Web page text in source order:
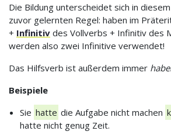
Die Bildung unterscheidet sich in
zuvor gelernten Regel: haben im
+ Infinitiv des Vollverbs + Infinitiv des
werden also zwei Infinitive verwendet!
Das Hilfsverb ist außerdem immer
Beispiele
Sie hatte die Aufgabe nicht machen
hatte nicht genug Zeit.